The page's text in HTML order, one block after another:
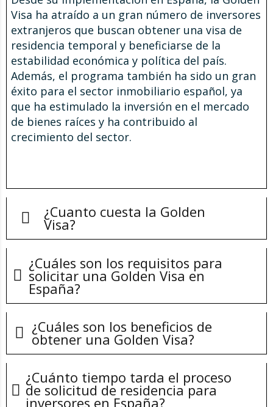
Visa ha atraído a un gran número de inversores
extranjeros que buscan obtener una visa de
residencia temporal y beneficiarse de la
estabilidad económica y política del país.
Además, el programa también ha sido un gran
éxito para el sector inmobiliario español, ya
que ha estimulado la inversión en el mercado
de bienes raíces y ha contribuido al
crecimiento del sector.
¿Cuanto cuesta la Golden
Visa?
¿Cuánto cuesta la
Golden Visa?
variar dependiendo de la naturaleza de la
inversión realizada. En general, el importe
euros. Además, también hay que tener en
cuenta los gastos adicionales asociados a la
¿Cuáles son los requisitos para
solicitar una Golden Visa en
España?
¿Cuáles son los
requisitos para
solicitar una Golden
¿Cuáles son los beneficios de
obtener una Golden Visa?
¿Cuáles son los
beneficios de obtener
¿Cuánto tiempo tarda el proceso
de solicitud de residencia para
inversores en España?